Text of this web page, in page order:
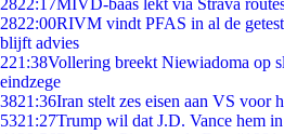
2822:17MIVD-baas lekt via Strava
2822:00RIVM vindt PFAS in al de
blijft advies
221:38Vollering breekt Niewiadoma op
eindzege
3821:36Iran stelt zes eisen aan VS voor
5321:27Trump wil dat J.D. Vance hem